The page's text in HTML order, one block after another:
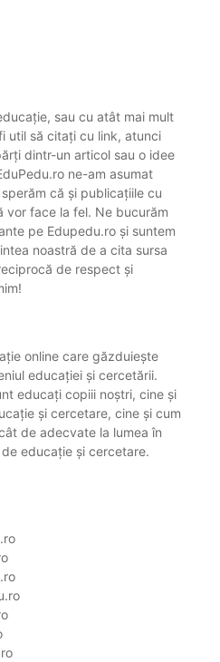
sau cu atât mai mult
util să citați cu link, atunci
dintr-un articol sau o idee
ne-am asumat
că și publicațiile cu
vor face la fel. Ne bucurăm
pe Edupedu.ro și suntem
noastră de a cita sursa
de respect și
online care găzduiește
educației și cercetării.
educați copiii noștri, cine și
și cercetare, cine și cum
de adecvate la lumea în
educație și cercetare.